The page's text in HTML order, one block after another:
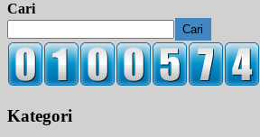
Cari
Cari
Kategori